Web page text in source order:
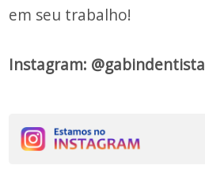
em seu trabalho!
Instagram: @gabindentista